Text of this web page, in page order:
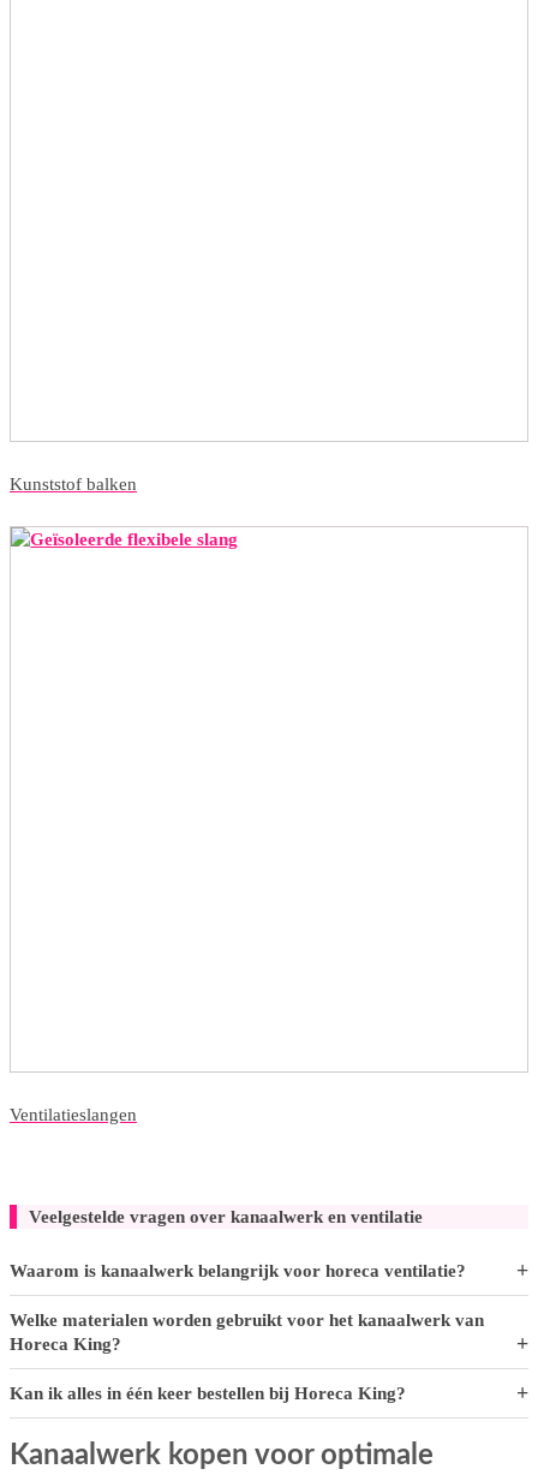
Kunststof balken
Ventilatieslangen
Veelgestelde vragen over kanaalwerk en ventilatie
Waarom is kanaalwerk belangrijk voor horeca ventilatie?
Welke materialen worden gebruikt voor het kanaalwerk van
Horeca King?
Kan ik alles in één keer bestellen bij Horeca King?
Kanaalwerk kopen voor optimale